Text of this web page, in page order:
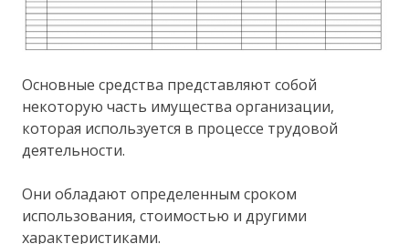
Основные средства представляют собой
некоторую часть имущества организации,
которая используется в процессе трудовой
деятельности.
Они обладают определенным сроком
использования, стоимостью и другими
характеристиками.